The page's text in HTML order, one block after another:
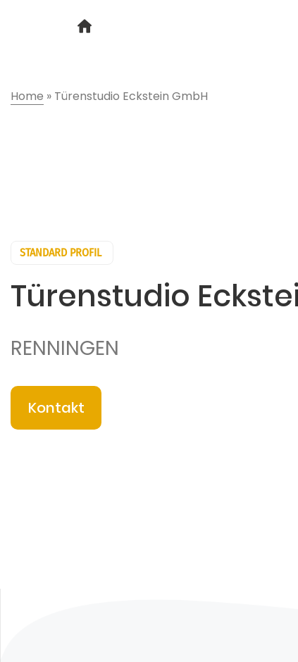
Home » Türenstudio Eckstein GmbH
STANDARD PROFIL
Türenstudio
RENNINGEN
Kontakt